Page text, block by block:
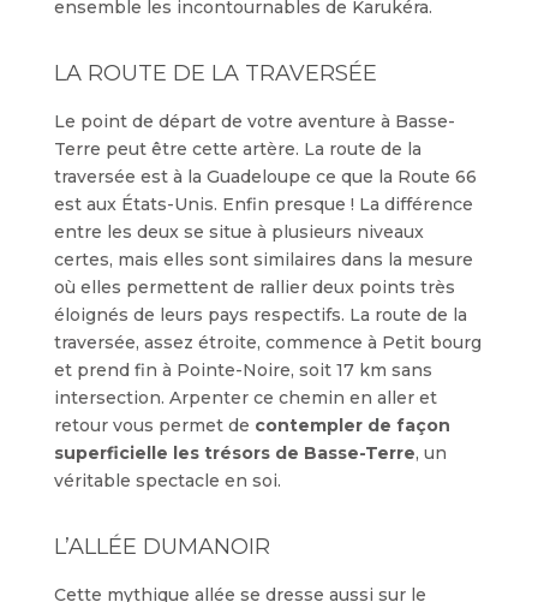
ensemble les incontournables de Karukéra.
LA ROUTE DE LA TRAVERSÉE
Le point de départ de votre aventure à Basse-
Terre peut être cette artère. La route de la
traversée est à la Guadeloupe ce que la Route 66
est aux États-Unis. Enfin presque ! La différence
entre les deux se situe à plusieurs niveaux
certes, mais elles sont similaires dans la mesure
où elles permettent de rallier deux points très
éloignés de leurs pays respectifs. La route de la
traversée, assez étroite, commence à Petit bourg
et prend fin à Pointe-Noire, soit 17 km sans
intersection. Arpenter ce chemin en aller et
retour vous permet de contempler de façon
superficielle les trésors de Basse-Terre, un
véritable spectacle en soi.
L’ALLÉE DUMANOIR
Cette mythique allée se dresse aussi sur le